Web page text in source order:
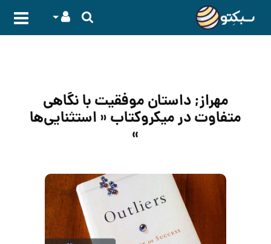
مهراز; داستان موفقیت با نگاهی
متفاوت در میکروکتاب « استثنایی‌ها
»